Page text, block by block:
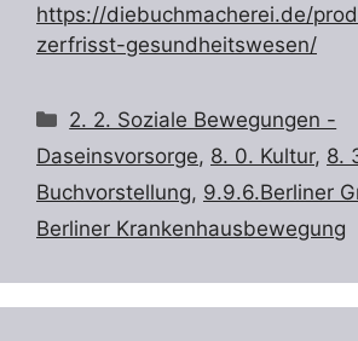
https://diebuchmacherei.de/
zerfrisst-gesundheitswesen/
Kategorien
2. 2. Soziale Bewegungen -
Daseinsvorsorge, 8. 0. Kultur, 8.
Buchvorstellung, 9.9.6.Berliner
Berliner Krankenhausbewegung